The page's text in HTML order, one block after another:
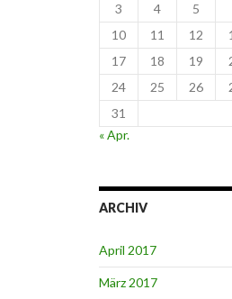
3
4 5
10
11 12
17
18 19
24
25 26
31
« Apr.
ARCHIV
April 2017
März 2017